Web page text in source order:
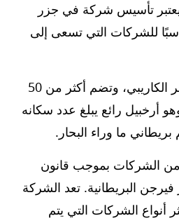
يعتبر تأسيس شركة في جزر
للشركات التي تسعى إلى
تقع البلاد في منطقة البحر الكاريبي، وتضم أكثر من 50
أرخبيل رائع يبلغ عدد سكانه
الشركات بموجب قانون
البريطانية. تعد الشركة
أنواع الشركات التي يتم